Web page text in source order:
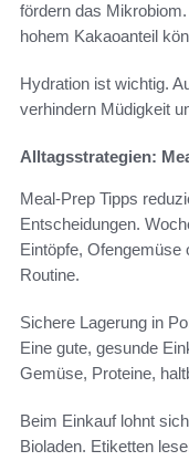
fördern das
hohem Kakaoanteil
Hydration ist wichtig.
verhindern Müdigkeit
Alltagsstrategien:
Meal-Prep Tipps
Entscheidungen.
Eintöpfe, Ofengemüse
Routine.
Sichere Lagerung in
Eine gute, gesunde
Gemüse, Proteine,
Beim Einkauf lohnt
Bioladen. Etiketten